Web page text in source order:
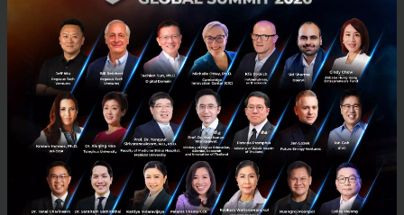
และนำมาประยุกต์เข้ากับ Hooked Model จะสามารถลด
หรือเพิ่มบาง Step ได้ เพื่อที่ผู้บริโภคจะได้ใช้เทคโนโลยี
อย่างพอดีไม่เสพติดเกินไป
ประวัติ Nir Eyalจบการศึกษาด้าน MBA จาก Stanford
และเคยเป็นที่ปรึกษาให้ Tech Startup ระดับโลกมาหลาย
ที่ อาทิเช่น Facebook, Twitter, LinkedIn, Instagram
และอีกมากมาย แนวคิด Hooked Model ได้รับการยอมรับ